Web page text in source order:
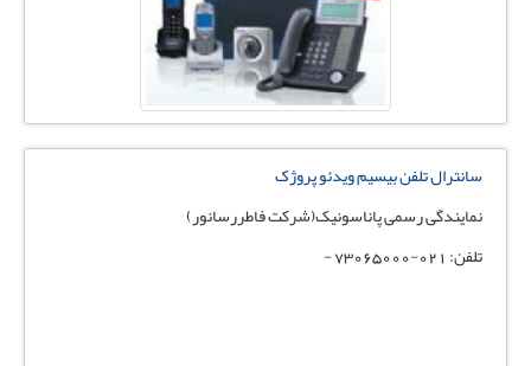
سانترال تلفن بیسیم ویدئو پروژک
نمایندگی رسمی پاناسونیک(شرکت فاطررسانور)
تلفن: 021-73065000 -